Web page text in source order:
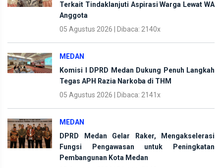
Terkait Tindaklanjuti Aspirasi Warga Lewat WA
Anggota
05 Agustus 2026 | Dibaca: 2140x
MEDAN
Komisi I DPRD Medan Dukung Penuh Langkah
Tegas APH Razia Narkoba di THM
05 Agustus 2026 | Dibaca: 2141x
MEDAN
DPRD Medan Gelar Raker, Mengakselerasi
Fungsi Pengawasan untuk Peningkatan
Pembangunan Kota Medan